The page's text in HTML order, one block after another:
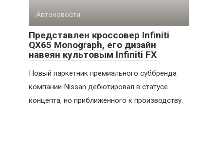
Автоновости
Представлен кроссовер Infiniti
QX65 Monograph, его дизайн
навеян культовым Infiniti FX
Новый паркетник премиального суббренда
компании Nissan дебютировал в статусе
концепта, но приближенного к производству.